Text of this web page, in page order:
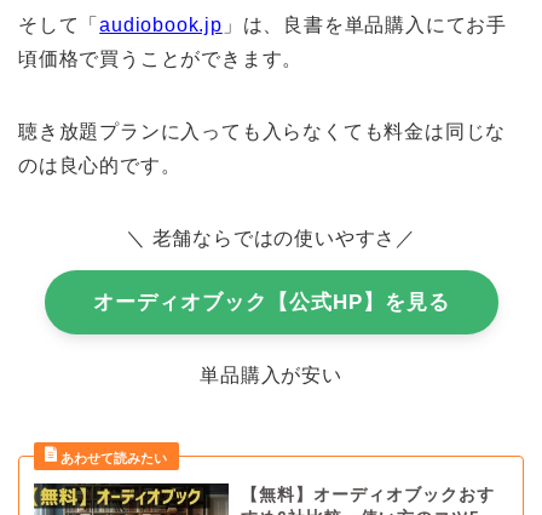
そして「audiobook.jp 」は、良書を単品購入にてお手
頃価格で買うことができます。
聴き放題プランに入っても入らなくても料金は同じな
のは良心的です。
＼ 老舗ならではの使いやすさ ／
オーディオブック【公式HP】を見る
単品購入が安い
【無料】オーディオブックおす